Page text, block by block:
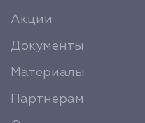
Акции
Документы
Материалы
Партнерам